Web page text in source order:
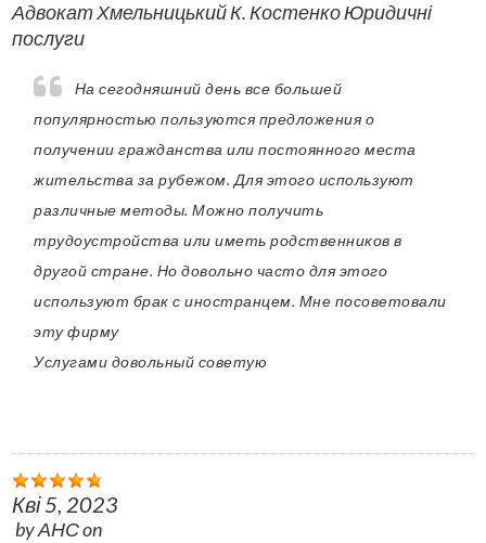
Адвокат Хмельницький К. Костенко Юридичні
послуги
На сегодняшний день все большей
популярностью пользуются предложения о
получении гражданства или постоянного места
жительства за рубежом. Для этого используют
различные методы. Можно получить
трудоустройства или иметь родственников в
другой стране. Но довольно часто для этого
используют брак с иностранцем. Мне посоветовали
эту фирму
Услугами довольный советую
Кві 5, 2023
byАНСon